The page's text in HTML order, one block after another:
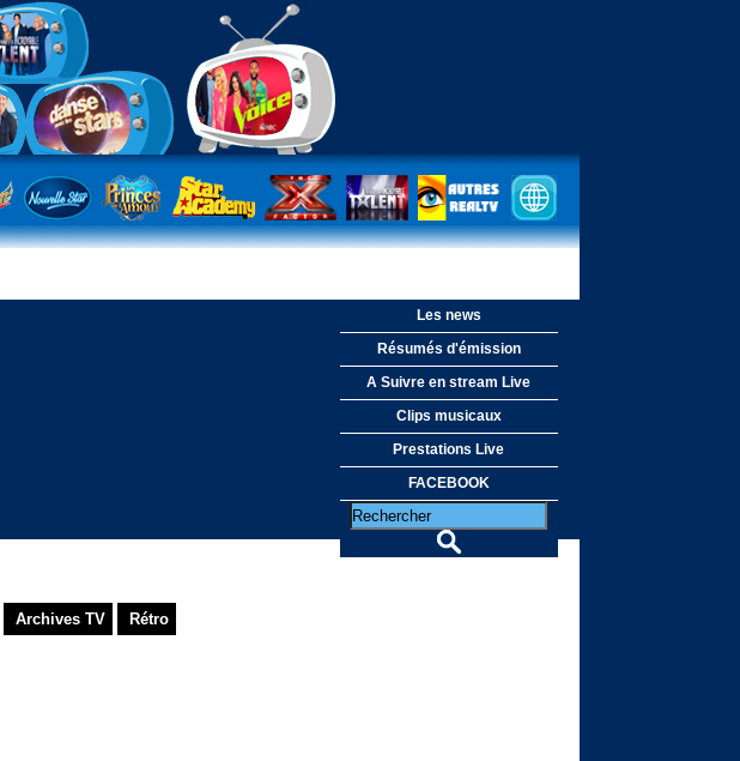
Les news
Résumés d'émission
A Suivre en stream Live
Clips musicaux
Prestations Live
FACEBOOK
Archives TV Rétro